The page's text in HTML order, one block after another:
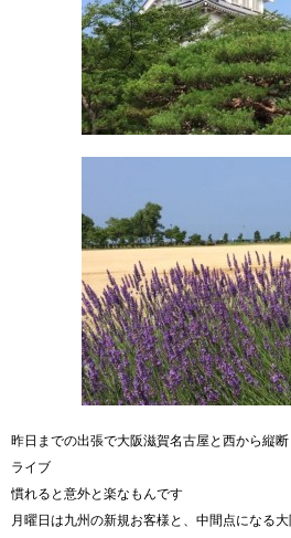
昨日までの出張で大阪滋賀名古屋と西から縦
ライブ
慣れると意外と楽なもんです
月曜日は九州の新規お客様と、中間点になる